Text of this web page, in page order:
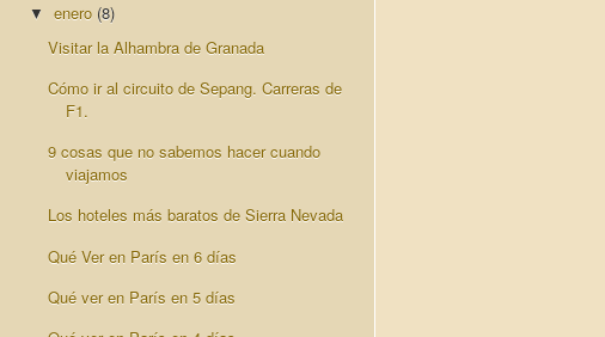
▼ enero (8)
Visitar la Alhambra de Granada
Cómo ir al circuito de Sepang. Carreras de
F1.
9 cosas que no sabemos hacer cuando
viajamos
Los hoteles más baratos de Sierra Nevada
Qué Ver en París en 6 días
Qué ver en París en 5 días